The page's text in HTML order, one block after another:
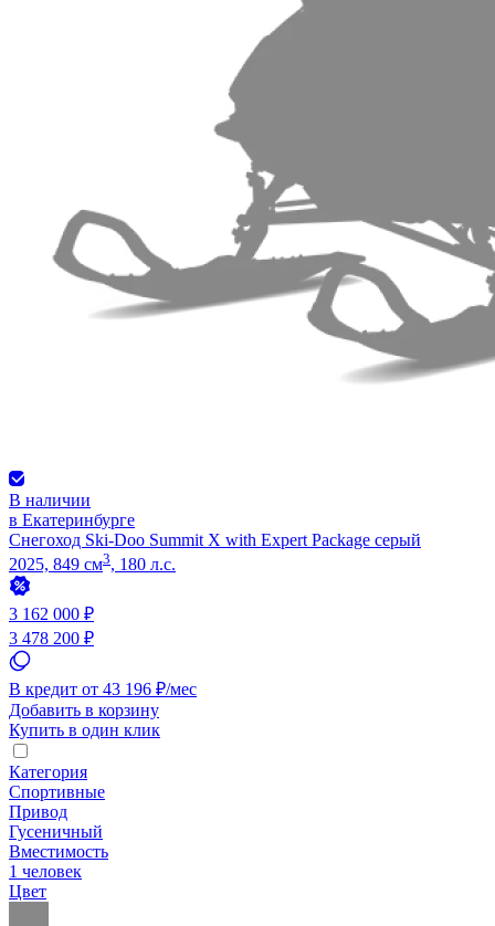
В наличии
в Екатеринбурге
Снегоход Ski-Doo Summit X with Expert Package серый
2025, 849 см3, 180 л.с.
3 162 000 ₽
3 478 200 ₽
В кредит от 43 196 ₽/мес
Добавить в корзину
Купить в один клик
Категория
Спортивные
Привод
Гусеничный
Вместимость
1 человек
Цвет